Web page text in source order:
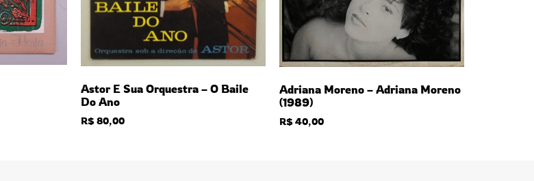
Astor E Sua Orquestra – O Baile
Do Ano
R$80,00
Adriana Moreno – Adriana Moreno
(1989)
R$40,00